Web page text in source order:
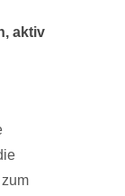
aktiv